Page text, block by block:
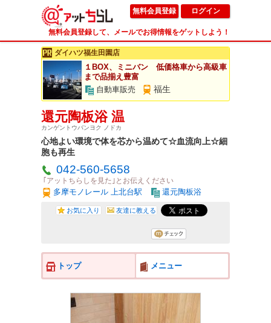
無料会員登録 ログイン
無料会員登録して、メールでお得情報をゲットしよう！
ダイハツ福生田園店
１BOX、ミニバン 低価格車から高級車
まで品揃え豊富
自動車販売
福生
還元陶板浴 温
カンゲントウバンヨク ノドカ
心地よい環境で体を芯から温めて☆血流向上☆細
胞も再生
042-560-5658
｢アットちらしを見た｣とお伝えください
多摩モノレール 上北台駅 還元陶板浴
お気に入り 友達に教える
トップ メニュー